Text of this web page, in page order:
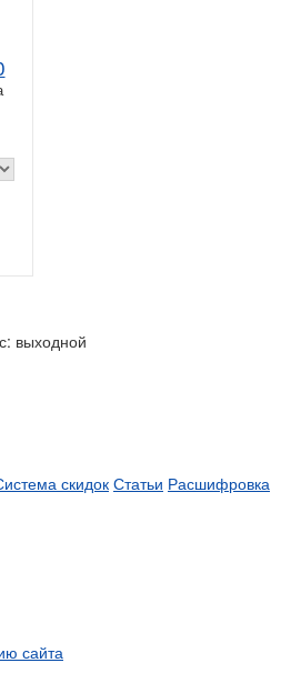
выходной
скидок Статьи Расшифровка
сайта